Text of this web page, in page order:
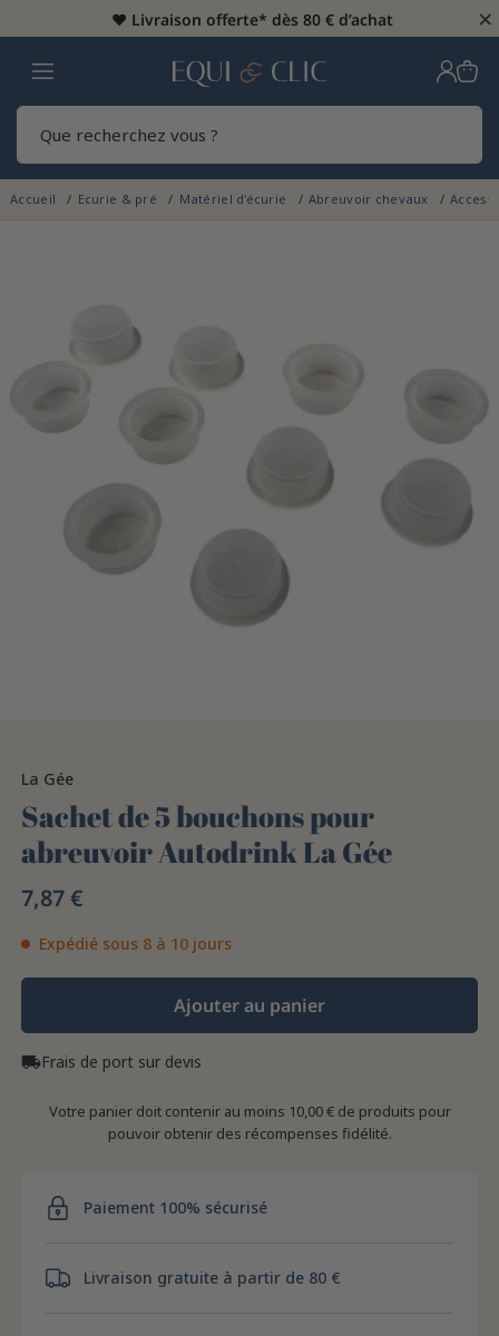
♥️ Livraison offerte* dès 80 € d’achat ×
Home
Accueil Ecurie & pré Matériel d'écurie Abreuvoir chevaux
La Gée
Sachet de 5 bouchons pour
abreuvoir Autodrink La Gée
7,87 €
Expédié sous 8 à 10 jours
Ajouter au panier
local_shippingFrais de port sur devis
Votre panier doit contenir au moins 10,00 € de produits pour
pouvoir obtenir des récompenses fidélité.
Paiement 100% sécurisé
Livraison gratuite à partir de 80 €